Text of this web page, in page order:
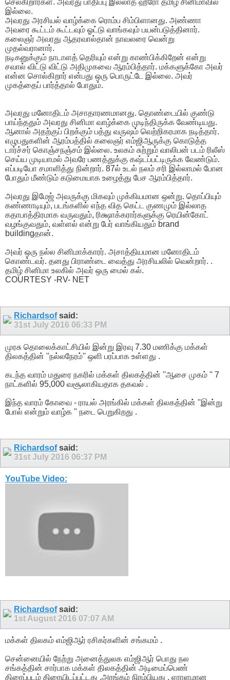
செல்கிறார்கள். அவரது பாதிப்பு இல்லாத ஹீரோ தமிழ் சினிமாவில்
இல்லை.
அவரது அரசியல் வாழ்க்கை ரொம்ப சிம்பிளானது. அண்ணா
அவரை கூட்டம் கூட்டவும் ஓட்டு வாங்கவும் பயன்படுத்தினார்.
கலைஞர் அவரது ஆதரவால்தான் நாவலரை வென்று
முதல்வரானார்.
நடிகனுக்கும் நாடாளத் தெரியும் என்று காண்பிக்கிறேன் என்று
சவால் விட்டு விட்டு அதிமுகவை ஆரம்பித்தார். மக்களுக்கோ அவர்
என்ன சொல்கிறார் என்பது ஒரு பொருட்டே இல்லை. அவர்
முகத்தைப் பார்த்தால் போதும்.
அவரது மனோதிடம் அசாதாரணமானது. தொண்டையில் குண்டு
பாய்ந்ததும் அவரது சினிமா வாழ்க்கை முடிந்திருக்க வேண்டியது.
ஆனால் அதற்குப் பிறக்கும் பத்து வருஷம் வெற்றிகரமாக நடித்தார்.
எழுபதுகளின் ஆரம்பத்தில் கலைஞர் எம்ஜிஆருக்கு கொடுத்த
டார்ச்சர் கொஞ்சநஞ்சம் இல்லை. உலகம் சுற்றும் வாலிபன் படம் ரிலீஸ்
செய்ய முடியாமல் அவரே பணத்துக்கு கஷ்டப்பட்டிருக்க வேண்டும்.
எப்படியோ சமாளித்து நின்றார். 87ல் உடல் நலம் சரி இல்லாமல் போன
போதும் மீண்டும் கடுமையாக உழைத்து பேச ஆரம்பித்தார்.
அவரது இமேஜ் அவருக்கு மிகவும் முக்கியமான ஒன்று. தொப்பியும்
கண்ணாடியும், படங்களில் எந்த வித கெட்ட குணமும் இல்லாத
கதாபாத்திரமாக வருவதும், ரிக்ஷாக்கரார்களுக்கு ரெயின்கோட்
வழங்குவதும், வள்ளல் என்று பேர் வாங்கியதும் brand
buildingதான்.
அவர் ஒரு நல்ல சினிமாக்காரர். அசாத்தியமான மனோதிடம்
கொண்டவர். தனது பிராண்டை வைத்து அரசியலில் வென்றார். .
தமிழ் சினிமா உலகில் அவர் ஒரு மைல் கல்.
COURTESY -RV- NET
Richardsofsaid:
31st July 2016 06:33 PM
முரசு தொலைக்காட்சியில் இன்று இரவு 7.30 மணிக்கு மக்கள்
திலகத்தின் ''நல்லநேரம்'' ஒளி பரப்பாக உள்ளது .
கடந்த வாரம் மதுரை நகரில் மக்கள் திலகத்தின் ''ஆசை முகம் '' 7
நாட்களில் 95,000 வசூலாகியதாக தகவல் .
இந்த வாரம் கோவை - ராயல் அரங்கில் மக்கள் திலகத்தின் ''இன்று
போல் என்றும் வாழ்க '' நடை பெறுகிறது .
Richardsofsaid:
31st July 2016 06:37 PM
YouTube Video:
Richardsofsaid:
1st August 2016 07:07 AM
மக்கள் திலகம் எம்ஜிஆர் ரசிகர்களின் சங்கமம் .
சென்னையில் நேற்று அனைத்துலக எம்ஜிஆர் பொது நல
சங்கத்தின் சார்பாக மக்கள் திலகத்தின் அடிமைப்பெண்
திரைப்படம் திரையிடப்பட்டது .அரங்கம் நிரம்பியது , ஏராளமான